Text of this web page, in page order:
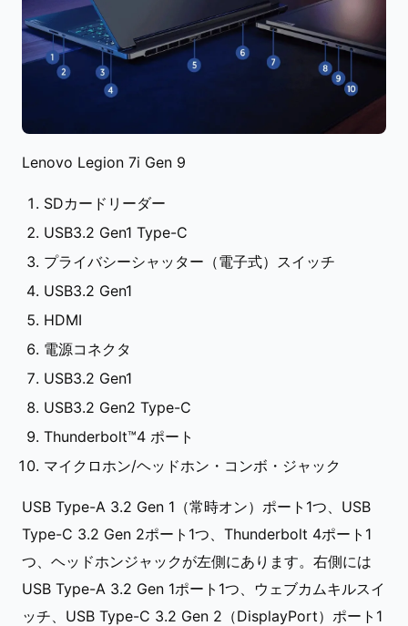
Lenovo Legion 7i Gen 9
SDカードリーダー
USB3.2 Gen1 Type-C
プライバシーシャッター（電子式）スイッチ
USB3.2 Gen1
HDMI
電源コネクタ
USB3.2 Gen1
USB3.2 Gen2 Type-C
Thunderbolt™4 ポート
マイクロホン/ヘッドホン・コンボ・ジャック
USB Type-A 3.2 Gen 1（常時オン）ポート1つ、USB
Type-C 3.2 Gen 2ポート1つ、Thunderbolt 4ポート1
つ、ヘッドホンジャックが左側にあります。右側には
USB Type-A 3.2 Gen 1ポート1つ、ウェブカムキルスイ
ッチ、USB Type-C 3.2 Gen 2（DisplayPort）ポート1